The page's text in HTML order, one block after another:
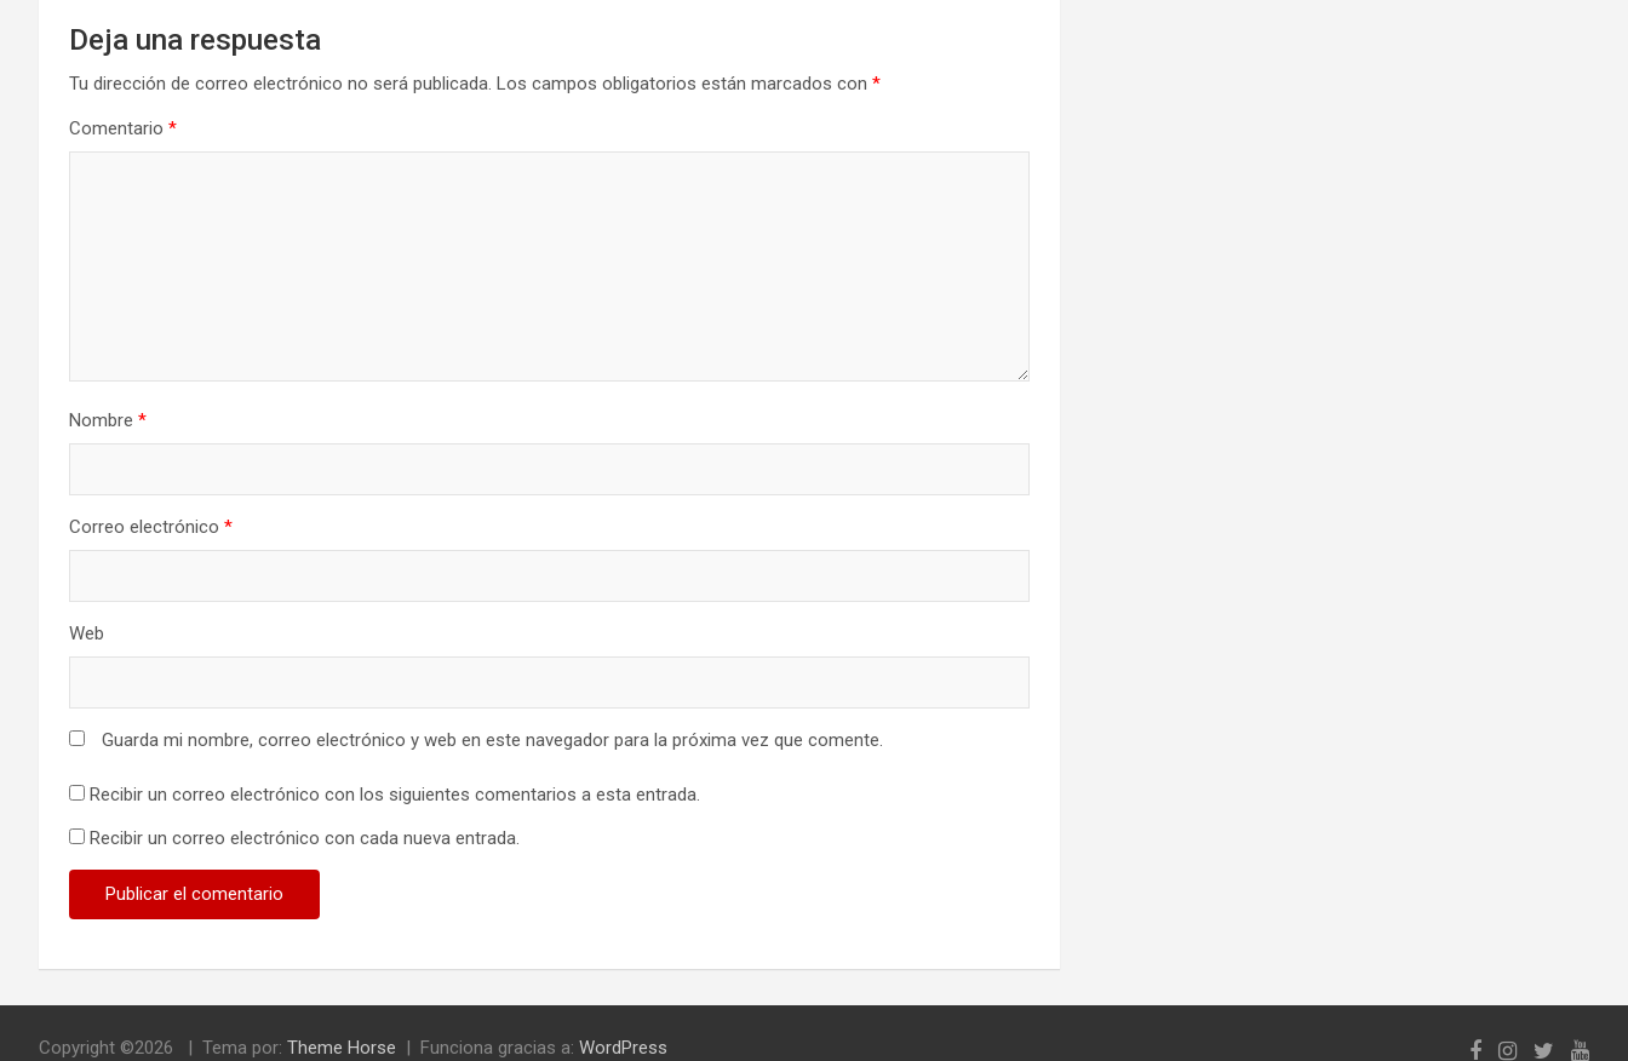
Deja una respuesta
Tu dirección de correo electrónico no será publicada. Los campos obligatorios están marcados con *
Comentario *
Nombre *
Correo electrónico *
Web
Guarda mi nombre, correo electrónico y web en este navegador para la próxima vez que comente.
Recibir un correo electrónico con los siguientes comentarios a esta entrada.
Recibir un correo electrónico con cada nueva entrada.
Copyright ©2026 Tema por: Theme Horse Funciona gracias a: WordPress